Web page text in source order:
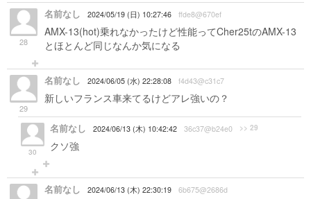
28
名前なし 2024/05/19 (日) 10:27:46 ffde8@670ef
AMX-13(hot)乗れなかったけど性能ってCher25tのAMX-13
とほとんど同じなんか気になる
29
名前なし 2024/06/05 (水) 22:28:08 f4d43@c31c7
新しいフランス車来てるけどアレ強いの？
30
名前なし 2024/06/13 (木) 10:42:42 36c37@b24e0 >> 29
クソ強
名前なし 2024/06/13 (木) 22:30:19 6b675@2686d